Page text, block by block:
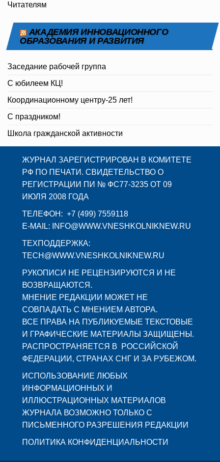
Читателям
АКАДЕМИЯ ИННОВАЦИОННОГО
ОБРАЗОВАНИЯ И РАЗВИТИЯ
Заседание рабочей группа
С юбилеем КЦ!
Координационному центру-25 лет!
С праздником!
Школа гражданской активности
ЖУРНАЛ ЗАРЕГИСТРИРОВАН В КОМИТЕТЕ
РФ ПО ПЕЧАТИ. СВИДЕТЕЛЬСТВО О
РЕГИСТРАЦИИ ПИ № ФС77-3235 ОТ 09
ИЮЛЯ 2008 ГОДА
ТЕЛЕФОН: +7 (499) 7559118
E-MAIL: INFO@WWW.VNESHKOLNIKNEW.RU
ТЕХПОДДЕРЖКА:
TECH@WWW.VNESHKOLNIKNEW.RU
РУКОПИСИ НЕ РЕЦЕНЗИРУЮТСЯ И НЕ
ВОЗВРАЩАЮТСЯ.
МНЕНИЕ РЕДАКЦИИ МОЖЕТ НЕ
СОВПАДАТЬ С МНЕНИЕМ АВТОРА.
ВСЕ ПРАВА НА ПУБЛИКУЕМЫЕ ТЕКСТОВЫЕ
И ГРАФИЧЕСКИЕ МАТЕРИАЛЫ ЗАЩИЩЕНЫ.
РАСПРОСТРАНЯЕТСЯ В РОССИЙСКОЙ
ФЕДЕРАЦИИ, СТРАНАХ СНГ И ЗА РУБЕЖОМ.
ИСПОЛЬЗОВАНИЕ ЛЮБЫХ
ИНФОРМАЦИОННЫХ И
ИЛЛЮСТРАЦИОННЫХ МАТЕРИАЛОВ
ЖУРНАЛА ВОЗМОЖНО ТОЛЬКО С
ПИСЬМЕННОГО РАЗРЕШЕНИЯ РЕДАКЦИИ
ПОЛИТИКА КОНФИДЕНЦИАЛЬНОСТИ